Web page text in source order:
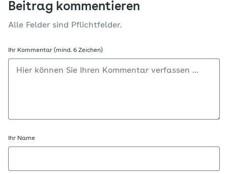
Beitrag kommentieren
Alle Felder sind Pflichtfelder.
Ihr Kommentar (mind. 6 Zeichen)
Ihr Name